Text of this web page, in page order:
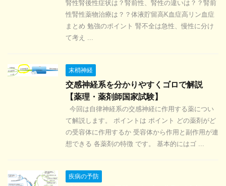
腎性腎後性症状は？腎前性、腎性の違いは？？腎前
性腎性薬物治療は？？体液貯留高K血症高リン血症
まとめ 勉強のポイント 腎不全は急性、慢性に分け
て考え ...
末梢神経
交感神経系を分かりやすくゴロで解説
【薬理・薬剤師国家試験】
今回は自律神経系の交感神経に作用する薬につい
て解説します。 ポイントは ポイント どの薬剤がど
の受容体に作用するか 受容体から作用と副作用が連
想できる 各薬剤の特徴 です。 基本的にはゴ ...
疾病の予防